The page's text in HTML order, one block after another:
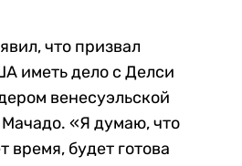
что призвал
иметь дело с Делси
венесуэльской
«Я думаю, что
время, будет готова